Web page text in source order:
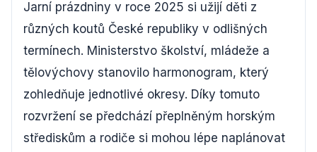
Jarní prázdniny v roce 2025 si užijí děti z
různých koutů České republiky v odlišných
termínech. Ministerstvo školství, mládeže a
tělovýchovy stanovilo harmonogram, který
zohledňuje jednotlivé okresy. Díky tomuto
rozvržení se předchází přeplněným horským
střediskům a rodiče si mohou lépe naplánovat